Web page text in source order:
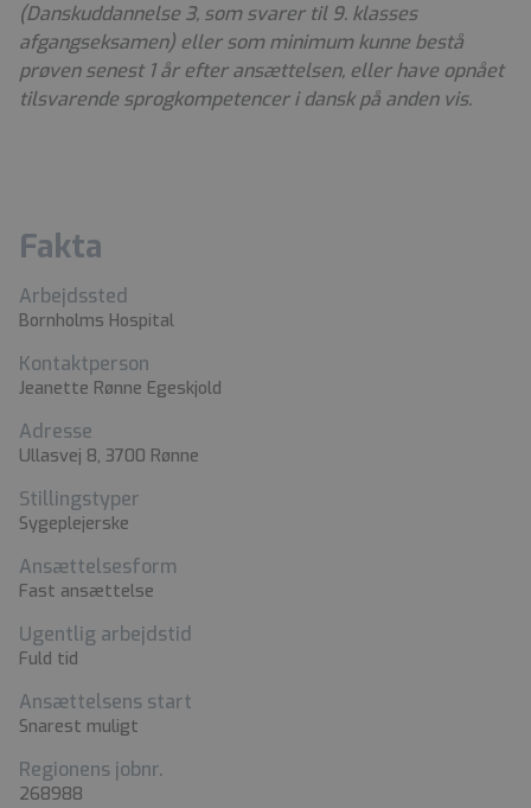
(Danskuddannelse 3, som svarer til 9. klasses
afgangseksamen) eller som minimum kunne bestå
prøven senest 1 år efter ansættelsen, eller have opnået
tilsvarende sprogkompetencer i dansk på anden vis.
Fakta
Arbejdssted
Bornholms Hospital
Kontaktperson
Jeanette Rønne Egeskjold
Adresse
Ullasvej 8, 3700 Rønne
Stillingstyper
Sygeplejerske
Ansættelsesform
Fast ansættelse
Ugentlig arbejdstid
Fuld tid
Ansættelsens start
Snarest muligt
Regionens jobnr.
268988